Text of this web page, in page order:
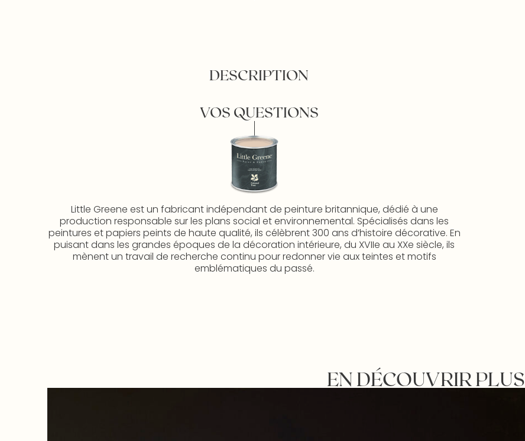
DESCRIPTION
VOS QUESTIONS
Little Greene est un fabricant indépendant de peinture britannique, dédié à une
production responsable sur les plans social et environnemental. Spécialisés dans les
peintures et papiers peints de haute qualité, ils célèbrent 300 ans d’histoire décorative. En
puisant dans les grandes époques de la décoration intérieure, du XVIIe au XXe siècle, ils
mènent un travail de recherche continu pour redonner vie aux teintes et motifs
emblématiques du passé.
EN DÉCOUVRIR PLUS